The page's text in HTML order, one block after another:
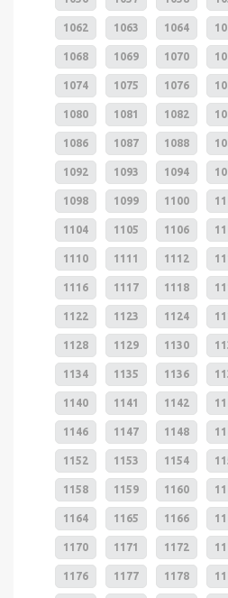
1062 1063 1064
1068 1069 1070
1074 1075 1076
1080 1081 1082
1086 1087 1088
1092 1093 1094
1098 1099 1100
1104 1105 1106
1110 1111 1112
1116 1117 1118
1122 1123 1124
1128 1129 1130
1134 1135 1136
1140 1141 1142
1146 1147 1148
1152 1153 1154
1158 1159 1160
1164 1165 1166
1170 1171 1172
1176 1177 1178